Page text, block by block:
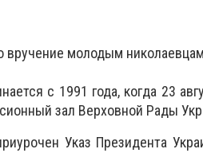
вручение молодым
с 1991 года, когда 23
зал Верховной Рады
Указ Президента